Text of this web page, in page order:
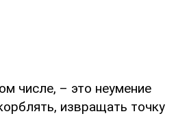
числе, – это неумение
извращать точку